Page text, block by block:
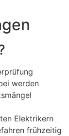
werden
Elektrikern
frühzeitig